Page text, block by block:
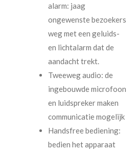
alarm: jaag
ongewenste bezoekers
weg met een geluids-
en lichtalarm dat de
aandacht trekt.
Tweeweg audio: de
ingebouwde microfoon
en luidspreker maken
communicatie mogelijk
Handsfree bediening:
bedien het apparaat